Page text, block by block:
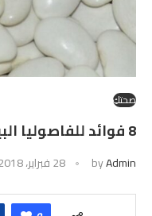
صحتكِ
8 فوائد للفاصوليا البيضاء
byAdmin 28 فبراير، 2018